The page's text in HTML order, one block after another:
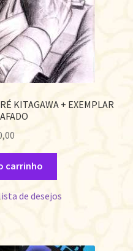
KITAGAWA + EXEMPLAR
carrinho
de desejos